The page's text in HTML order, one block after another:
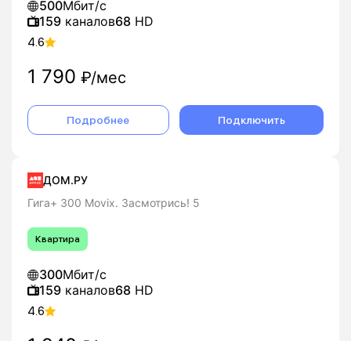
500Мбит/с
159 каналов68 HD
4.6
1 790 ₽/мес
Подробнее Подключить
ДОМ.РУ
Гига+ 300 Movix. Засмотрись! 5
Квартира
300Мбит/с
159 каналов68 HD
4.6